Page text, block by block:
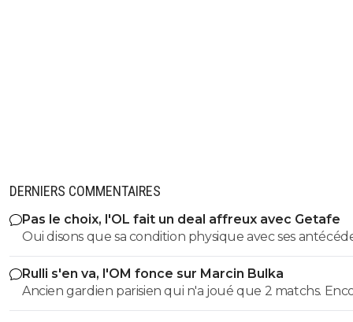
DERNIERS COMMENTAIRES
Pas le choix, l'OL fait un deal affreux avec Getafe
Oui disons que sa condition physique avec ses
médicaux, donc ses rechutes régulières + son salaire,
donnent une équation peu enclin à motiver des clubs
faire confiance(pour un futur transfert), même avec
salaire revu à la baisse, si toutefois il est ok avec ça.
Rulli s'en va, l'OM fonce sur Marcin Bulka
Ancien gardien parisien qui n'a joué que 2 matchs.
une fois pour créer la polémique. C'est plutôt ancien